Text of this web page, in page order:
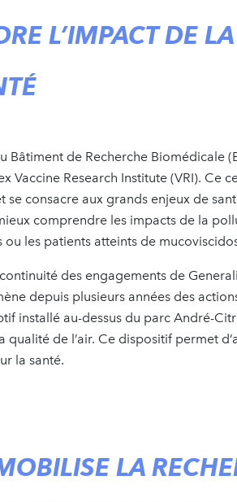
L’IMPACT DE
Bâtiment de Recherche Biomédicale
Vaccine Research Institute (VRI). Ce
se consacre aux grands enjeux de
comprendre les impacts de la
les patients atteints de
des engagements de
depuis plusieurs années des
installé au-dessus du parc André-
de l’air. Ce dispositif permet
la santé.
LA